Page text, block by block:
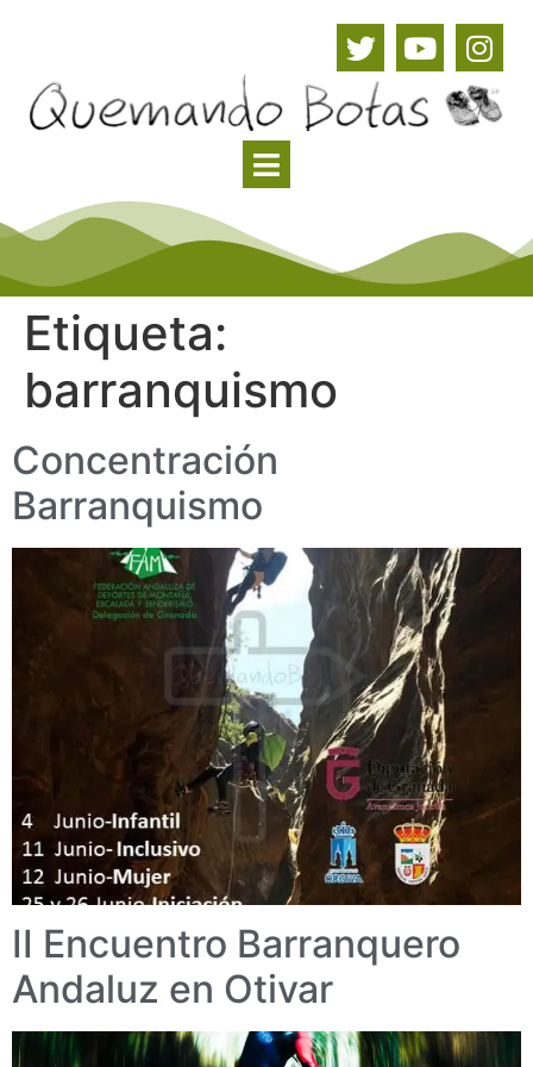
Etiqueta:
barranquismo
Concentración
Barranquismo
II Encuentro Barranquero
Andaluz en Otivar